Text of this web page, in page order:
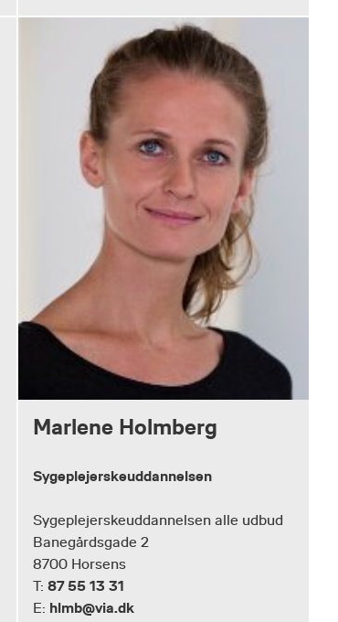
Marlene Holmberg
Sygeplejerskeuddannelsen
Sygeplejerskeuddannelsen alle udbud
Banegårdsgade 2
8700 Horsens
T: 87 55 13 31
E: hlmb@via.dk